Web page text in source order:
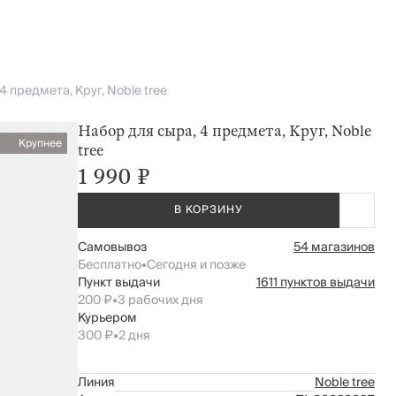
предмета, Круг, Noble tree
Крупнее
Набор для сыра, 4 предмета, Круг, Noble
tree
1 990 ₽
В КОРЗИНУ
Самовывоз
54 магазинов
Бесплатно•Сегодня и позже
Пункт выдачи
1611 пунктов выдачи
200 ₽•3 рабочих дня
Курьером
300 ₽•2 дня
Линия
Noble tree